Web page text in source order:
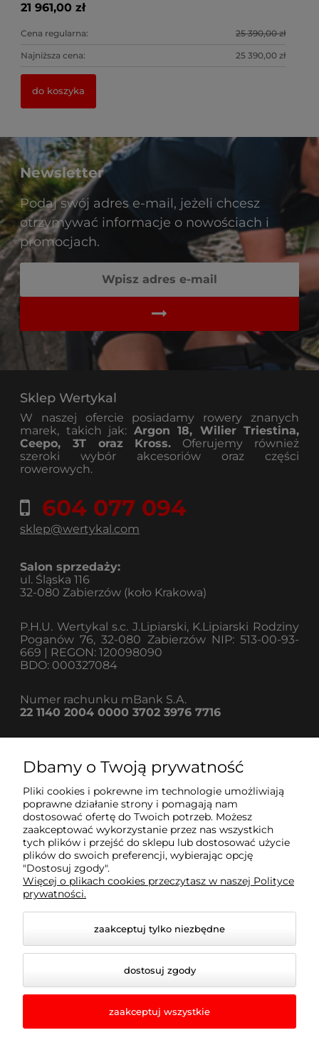
25 390,00 zł
25 390,00 zł
Newsletter
Podaj swój adres e-mail, jeżeli chcesz
otrzymywać informacje o nowościach i
promocjach.
Sklep Wertykal
W naszej ofercie posiadamy rowery znanych
marek, takich jak: Argon 18, Wilier Triestina,
Ceepo, 3T oraz Kross. Oferujemy również
szeroki wybór akcesoriów oraz części
rowerowych.
604 077 094
sklep@wertykal.com
Salon sprzedaży:
ul. Śląska 116
32-080 Zabierzów (koło Krakowa)
P.H.U. Wertykal s.c. J.Lipiarski, K.Lipiarski Rodziny
Poganów 76, 32-080 Zabierzów NIP: 513-00-93-
669 | REGON: 120098090
BDO: 000327084
Numer rachunku mBank S.A.
22 1140 2004 0000 3702 3976 7716
Informacje
Strefa klienta
Pomoc
© 2026 wertykal.com. Wszelkie prawa zastrzeżone.
Dbamy o Twoją prywatność
Pliki cookies i pokrewne im technologie umożliwiają
poprawne działanie strony i pomagają nam
dostosować ofertę do Twoich potrzeb. Możesz
zaakceptować wykorzystanie przez nas wszystkich
tych plików i przejść do sklepu lub dostosować użycie
plików do swoich preferencji, wybierając opcję
"Dostosuj zgody".
Więcej o plikach cookies przeczytasz w naszej Polityce
prywatności.
zaakceptuj tylko niezbędne
dostosuj zgody
zaakceptuj wszystkie